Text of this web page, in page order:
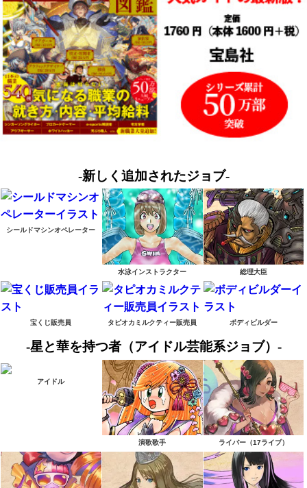
-新しく追加されたジョブ-
シールドマシンオペレーター
水泳インストラクター 総理大臣
宝くじ販売員 タピオカミルクティー販売員 ボディビルダー
-星と華を持つ者（アイドル芸能系ジョブ）-
アイドル
演歌歌手 ライバー（17ライブ）